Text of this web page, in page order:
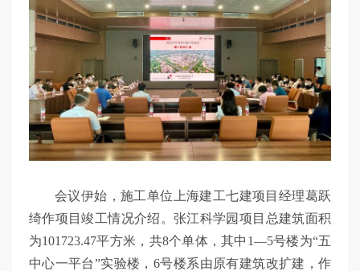
会议伊始，施工单位上海建工七建项目经理葛跃
绮作项目竣工情况介绍。张江科学园项目总建筑面积
为101723.47平方米，共8个单体，其中1—5号楼为“五
中心一平台”实验楼，6号楼系由原有建筑改扩建，作